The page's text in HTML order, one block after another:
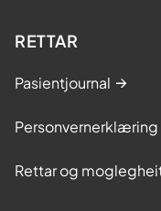
RETTAR
Pasientjournal
Personvernerklæring
Rettar og